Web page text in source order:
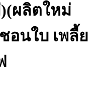
ผลิตใหม่
อนใบ เพลี้ย